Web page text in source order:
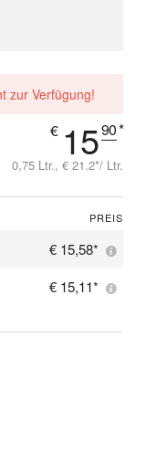
zur Verfügung!
€ 1590*
0,75 Ltr., € 21.2*/ Ltr.
PREIS
€ 15,58*
€ 15,11*